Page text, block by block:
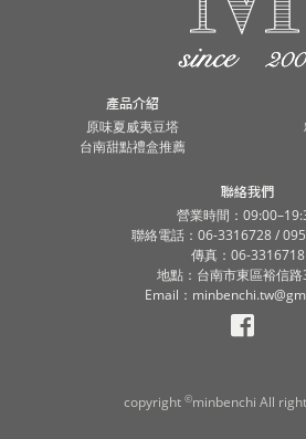
產品介紹
原味夏威夷豆塔
台南甜點禮盒推薦
聯絡我們
營業時間：
聯絡電話：06-3316728 /
傳真：06-3316718
地點：台南市東區裕信
Email：
copyright ©minbenchi All